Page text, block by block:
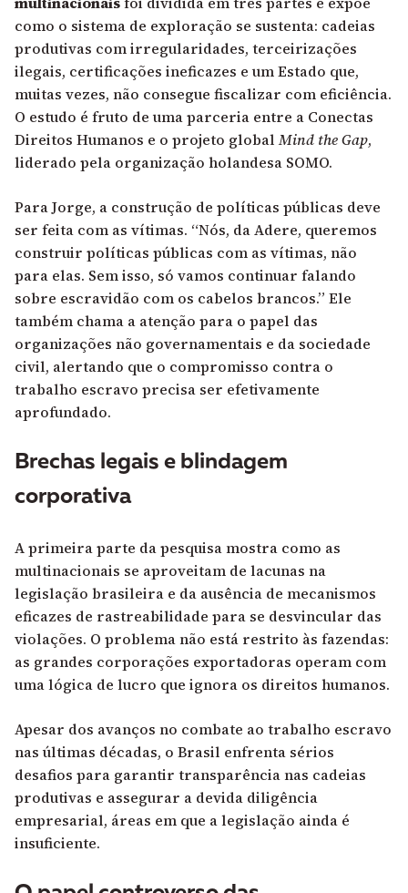
como o sistema de exploração se sustenta: cadeias
produtivas com irregularidades, terceirizações
ilegais, certificações ineficazes e um Estado que,
muitas vezes, não consegue fiscalizar com eficiência.
O estudo é fruto de uma parceria entre a Conectas
Direitos Humanos e o projeto globalMind the Gap,
liderado pela organização holandesa SOMO.
Para Jorge, a construção de políticas públicas deve
ser feita com as vítimas. “Nós, da Adere, queremos
construir políticas públicas com as vítimas, não
para elas. Sem isso, só vamos continuar falando
sobre escravidão com os cabelos brancos.” Ele
também chama a atenção para o papel das
organizações não governamentais e da sociedade
civil, alertando que o compromisso contra o
trabalho escravo precisa ser efetivamente
aprofundado.
Brechas legais e blindagem
corporativa
A primeira parte da pesquisa mostra como as
multinacionais se aproveitam de lacunas na
legislação brasileira e da ausência de mecanismos
eficazes de rastreabilidade para se desvincular das
violações. O problema não está restrito às fazendas:
as grandes corporações exportadoras operam com
uma lógica de lucro que ignora os direitos humanos.
Apesar dos avanços no combate ao trabalho escravo
nas últimas décadas, o Brasil enfrenta sérios
desafios para garantir transparência nas cadeias
produtivas e assegurar a devida diligência
empresarial, áreas em que a legislação ainda é
insuficiente.